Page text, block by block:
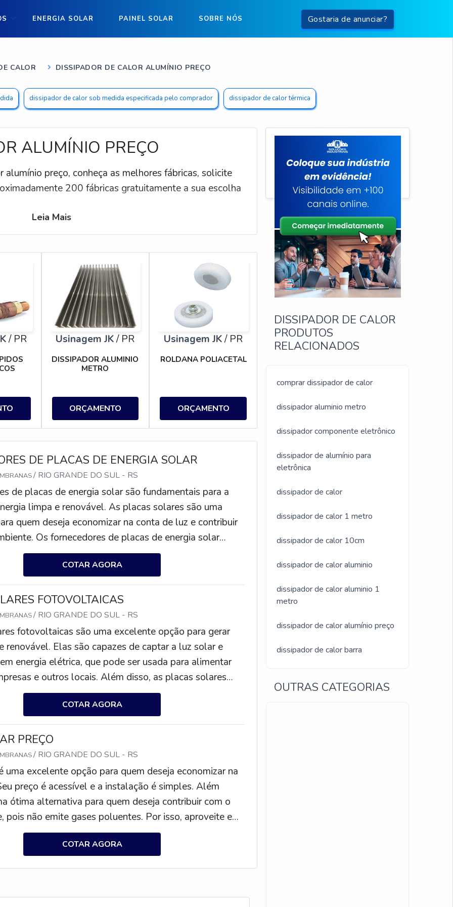
Gostaria de anunciar?
ENERGIA SOLAR PAINEL SOLAR SOBRE NÓS
CALOR DISSIPADOR DE CALOR ALUMÍNIO PREÇO
dissipador de calor sob medida especificada pelo comprador dissipador de calor térmica
ALUMÍNIO PREÇO
preço, conheça as melhores fábricas, solicite
200 fábricas gratuitamente a sua escolha
Leia Mais
/ PR Usinagem JK/ PR
DISSIPADOR ALUMINIO
METRO
ORÇAMENTO
Usinagem JK/ PR
ROLDANA POLIACETAL
ORÇAMENTO
DE PLACAS DE ENERGIA SOLAR
/ RIO GRANDE DO SUL - RS
de placas de energia solar são fundamentais para a
limpa e renovável. As placas solares são uma
quem deseja economizar na conta de luz e contribuir
Os fornecedores de placas de energia solar
modelos de placas, com diferentes potências e
às necessidades de cada cliente. Além disso, eles
serviços de instalação e manutenção para garantir
corretamente.
COTAR AGORA
FOTOVOLTAICAS
/ RIO GRANDE DO SUL - RS
fotovoltaicas são uma excelente opção para gerar
renovável. Elas são capazes de captar a luz solar e
energia elétrica, que pode ser usada para alimentar
e outros locais. Além disso, as placas solares
eficientes, duráveis e não emitem gases poluentes.
uma ótima alternativa para reduzir os custos de
solar é gratuita.
COTAR AGORA
PREÇO
/ RIO GRANDE DO SUL - RS
uma excelente opção para quem deseja economizar na
preço é acessível e a instalação é simples. Além
ótima alternativa para quem deseja contribuir com o
pois não emite gases poluentes. Por isso, aproveite e
placa solar com preço acessível.
COTAR AGORA
DISSIPADOR DE CALOR
PRODUTOS
RELACIONADOS
comprar dissipador de calor
dissipador aluminio metro
dissipador componente eletrônico
dissipador de alumínio para
eletrônica
dissipador de calor
dissipador de calor 1 metro
dissipador de calor 10cm
dissipador de calor aluminio
dissipador de calor aluminio 1
metro
dissipador de calor alumínio preço
dissipador de calor barra
OUTRAS CATEGORIAS